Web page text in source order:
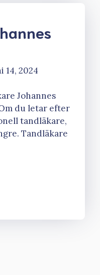
14, 2024
Johannes
du letar efter
tandläkare,
Tandläkare